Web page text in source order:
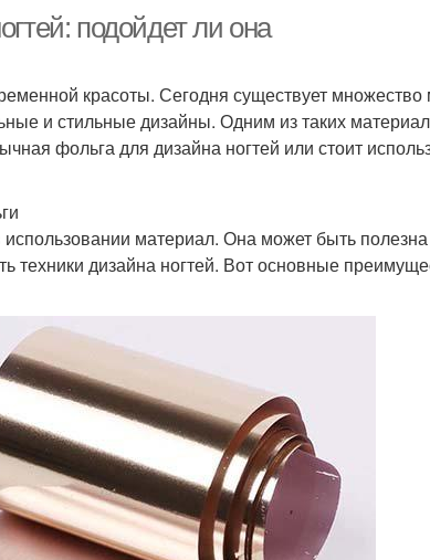
подойдет ли она
красоты. Сегодня существует
и стильные дизайны. Одним из таких
фольга для дизайна ногтей или стоит
материал. Она может быть
техники дизайна ногтей. Вот основные